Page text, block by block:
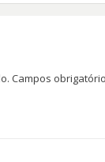
Campos